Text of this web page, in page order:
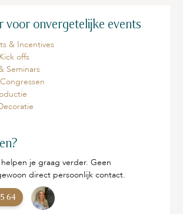
voor onvergetelijke events
& Incentives
offs
Seminars
je graag verder. Geen
direct persoonlijk contact.
64